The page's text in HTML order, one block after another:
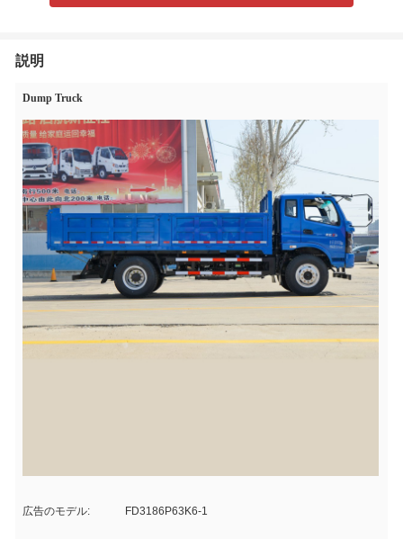
説明
Dump Truck
広告のモデル: FD3186P63K6-1